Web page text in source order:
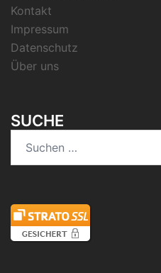
Kontakt
Impressum
Datenschutz
Über uns
SUCHE